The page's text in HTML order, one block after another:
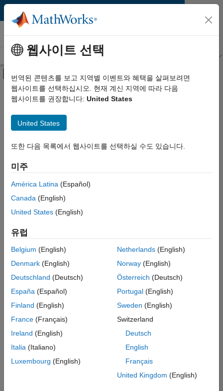
콘텐츠로 바로 가기
MATLAB 및 Simulink 교육
교육 개요 교육과정 찾기 내 교육과정
오프캔버스 탐색 메뉴 토글
주제
수준
MATLAB 및
Simulink 강의실
교육과정
웹사이트 선택
번역된 콘텐츠를 보고 지역별 이벤트와 혜택을 살펴보려면
웹사이트를 선택하십시오. 현재 계신 지역에 따라 다음
웹사이트를 권장합니다: United States
United States
또한 다음 목록에서 웹사이트를 선택하실 수도 있습니다.
미주
América Latina (Español)
Canada (English)
United States (English)
유럽
Belgium (English)
Denmark (English)
Deutschland (Deutsch)
España (Español)
Finland (English)
France (Français)
Ireland (English)
Italia (Italiano)
Luxembourg (English)
Netherlands(English)
Norway(English)
Österreich (Deutsch)
Portugal(English)
Sweden (English)
Switzerland
Deutsch
English
Français
United Kingdom (English)